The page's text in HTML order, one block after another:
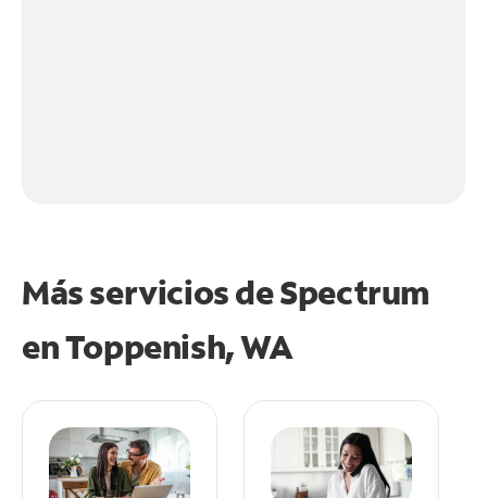
Más servicios de Spectrum
enToppenish, WA